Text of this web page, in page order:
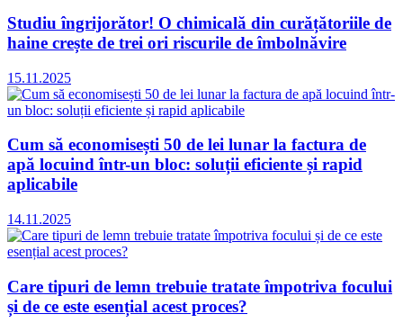
Studiu îngrijorător! O chimicală din curățătoriile de
haine crește de trei ori riscurile de îmbolnăvire
15.11.2025
Cum să economisești 50 de lei lunar la factura de
apă locuind într-un bloc: soluții eficiente și rapid
aplicabile
14.11.2025
Care tipuri de lemn trebuie tratate împotriva focului
și de ce este esențial acest proces?